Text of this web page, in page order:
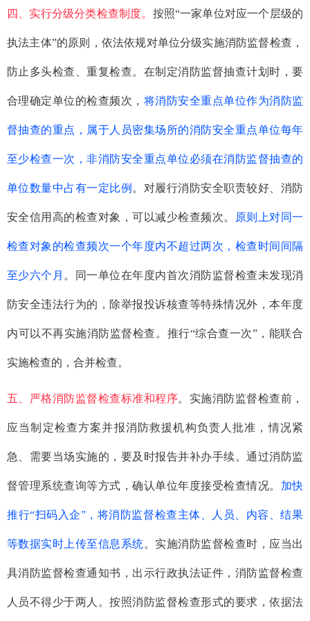
四、实行分级分类检查制度。 按照“一家单位对应一个层级的
执法主体”的原则，依法依规对单位分级实施消防监督检查，
防止多头检查、重复检查。在制定消防监督抽查计划时，要
合理确定单位的检查频次， 将消防安全重点单位作为消防监
督抽查的重点，属于人员密集场所的消防安全重点单位每年
至少检查一次，非消防安全重点单位必须在消防监督抽查的
单位数量中占有一定比例 。对履行消防安全职责较好、消防
安全信用高的检查对象，可以减少检查频次。 原则上对同一
检查对象的检查频次一个年度内不超过两次，检查时间间隔
至少六个月 。同一单位在年度内首次消防监督检查未发现消
防安全违法行为的，除举报投诉核查等特殊情况外，本年度
内可以不再实施消防监督检查。推行“综合查一次”，能联合
实施检查的，合并检查。
五、严格消防监督检查标准和程序。实施消防监督检查前，
应当制定检查方案并报消防救援机构负责人批准，情况紧
急、需要当场实施的，要及时报告并补办手续。通过消防监
督管理系统查询等方式，确认单位年度接受检查情况。 加快
推行“扫码入企”，将消防监督检查主体、人员、内容、结果
等数据实时上传至信息系统。实施消防监督检查时，应当出
具消防监督检查通知书，出示行政执法证件，消防监督检查
人员不得少于两人。按照消防监督检查形式的要求，依据法